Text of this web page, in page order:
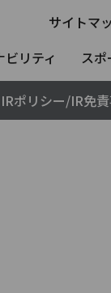
サイトマ
ビリティ ス
IRポリシー/IR免